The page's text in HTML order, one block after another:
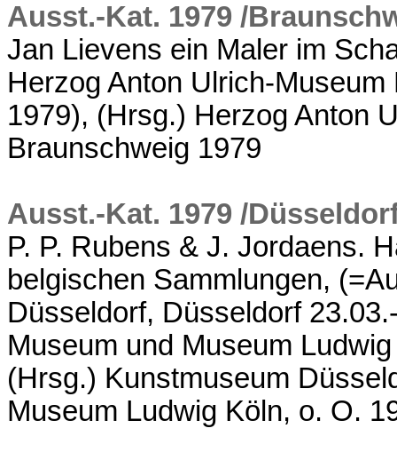
Ausst.-Kat. 1979 /
Jan Lievens ein Maler im
Herzog Anton Ulrich-
1979), (Hrsg.) Herzog Anton
Braunschweig 1979
Ausst.-Kat. 1979 /
P. P. Rubens & J. Jordaens.
belgischen Sammlungen,
Düsseldorf, Düsseldorf
Museum und Museum
(Hrsg.) Kunstmuseum
Museum Ludwig Köln, o. O.